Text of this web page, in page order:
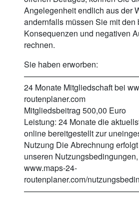
Angelegenheit endlich aus der
andernfalls müssen Sie mit den
Konsequenzen und negativen
rechnen.
Sie haben erworben:
24 Monate Mitgliedschaft bei
routenplaner.com
Mitgliedsbeitrag 500,00 Euro
Leistung: 24 Monate die
online bereitgestellt zur
Nutzung Die Abrechnung
unseren
www.maps-24-
routenplaner.com/